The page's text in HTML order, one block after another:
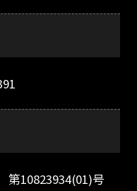
10823934(01)号